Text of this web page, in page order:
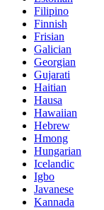
Filipino
Finnish
Frisian
Galician
Georgian
Gujarati
Haitian
Hausa
Hawaiian
Hebrew
Hmong
Hungarian
Icelandic
Igbo
Javanese
Kannada